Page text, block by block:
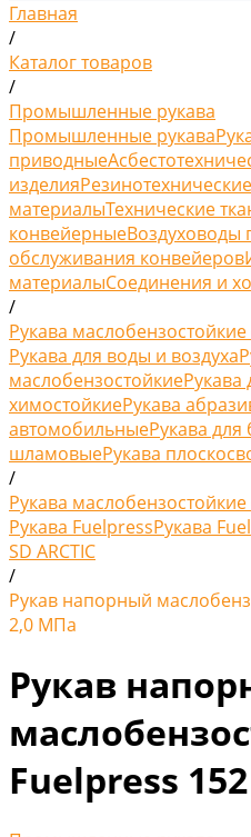
Главная
/
Каталог товаров
/
Промышленные рукава
Промышленные рукава
приводные
изделия
материалыТехнические
конвейерныеВоздуховоды
обслуживания конвейеров
материалыСоединения и
/
Рукава
Рукава для воды и воздуха
маслобензостойкиеРукава
химостойкиеРукава
автомобильныеРукава для
шламовыеРукава
/
Рукава
Рукава FuelpressРукава
SD ARCTIC
/
Рукав напорный
2,0 МПа
Рукав
Fuelpress